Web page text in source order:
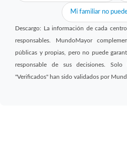
Mi familiar no
Descargo: La información de cada
responsables. MundoMayor
públicas y propias, pero no puede
responsable de sus decisiones.
"Verificados" han sido validados por